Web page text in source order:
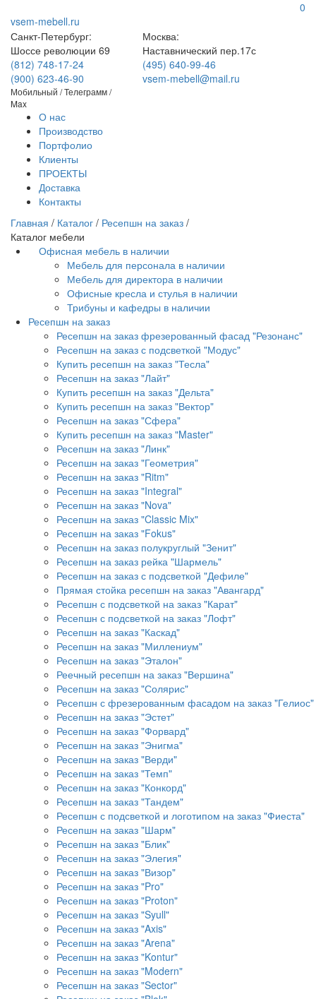
0
vsem-mebell.ru
Санкт-Петербург:
Шоссе революции 69
(812) 748-17-24
(900) 623-46-90
Мобильный / Телеграмм /
Max
Москва:
Наставнический пер.17с
(495) 640-99-46
vsem-mebell@mail.ru
О нас
Производство
Портфолио
Клиенты
ПРОЕКТЫ
Доставка
Контакты
Главная / Каталог / Ресепшн на заказ /
Каталог мебели
Офисная мебель в наличии
Мебель для персонала в наличии
Мебель для директора в наличии
Офисные кресла и стулья в наличии
Трибуны и кафедры в наличии
Ресепшн на заказ
Ресепшн на заказ фрезерованный фасад "Резонанс"
Ресепшн на заказ с подсветкой "Модус"
Купить ресепшн на заказ "Тесла"
Ресепшн на заказ "Лайт"
Купить ресепшн на заказ "Дельта"
Купить ресепшн на заказ "Вектор"
Ресепшн на заказ "Сфера"
Купить ресепшн на заказ "Master"
Ресепшн на заказ "Линк"
Ресепшн на заказ "Геометрия"
Ресепшн на заказ "Ritm"
Ресепшн на заказ "Integral"
Ресепшн на заказ "Nova"
Ресепшн на заказ "Classic Mix"
Ресепшн на заказ "Fokus"
Ресепшн на заказ полукруглый "Зенит"
Ресепшн на заказ рейка "Шармель"
Ресепшн на заказ с подсветкой "Дефиле"
Прямая стойка ресепшн на заказ "Авангард"
Ресепшн с подсветкой на заказ "Карат"
Ресепшн с подсветкой на заказ "Лофт"
Ресепшн на заказ "Каскад"
Ресепшн на заказ "Миллениум"
Ресепшн на заказ "Эталон"
Реечный ресепшн на заказ "Вершина"
Ресепшн на заказ "Солярис"
Ресепшн с фрезерованным фасадом на заказ "Гелиос"
Ресепшн на заказ "Эстет"
Ресепшн на заказ "Форвард"
Ресепшн на заказ "Энигма"
Ресепшн на заказ "Верди"
Ресепшн на заказ "Темп"
Ресепшн на заказ "Конкорд"
Ресепшн на заказ "Тандем"
Ресепшн с подсветкой и логотипом на заказ "Фиеста"
Ресепшн на заказ "Шарм"
Ресепшн на заказ "Блик"
Ресепшн на заказ "Элегия"
Ресепшн на заказ "Визор"
Ресепшн на заказ "Pro"
Ресепшн на заказ "Proton"
Ресепшн на заказ "Syull"
Ресепшн на заказ "Axis"
Ресепшн на заказ "Arena"
Ресепшн на заказ "Kontur"
Ресепшн на заказ "Modern"
Ресепшн на заказ "Sector"